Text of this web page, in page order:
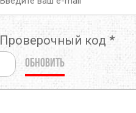
Проверочный код*
Обновить